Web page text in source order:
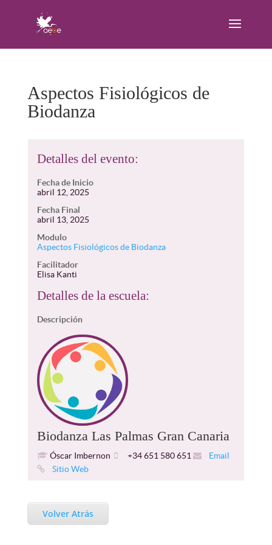
Aspectos Fisiológicos de
Biodanza
Detalles del evento:
Fecha de Inicio
abril 12, 2025
Fecha Final
abril 13, 2025
Modulo
Aspectos Fisiológicos de Biodanza
Facilitador
Elisa Kanti
Detalles de la escuela:
Descripción
Biodanza Las Palmas Gran Canaria
Óscar Imbernon +34 651 580 651
Email
Sitio Web
Volver Atrás